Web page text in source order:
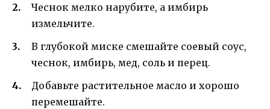
Чеснок мелко нарубите, а имбирь
измельчите.
В глубокой миске смешайте соевый соус,
чеснок, имбирь, мед, соль и перец.
Добавьте растительное масло и хорошо
перемешайте.